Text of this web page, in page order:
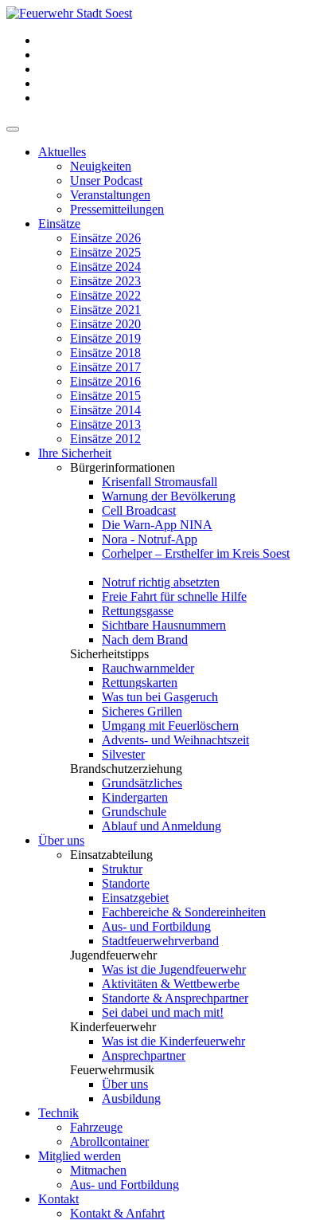
Aktuelles
Neuigkeiten
Unser Podcast
Veranstaltungen
Pressemitteilungen
Einsätze
Einsätze 2026
Einsätze 2025
Einsätze 2024
Einsätze 2023
Einsätze 2022
Einsätze 2021
Einsätze 2020
Einsätze 2019
Einsätze 2018
Einsätze 2017
Einsätze 2016
Einsätze 2015
Einsätze 2014
Einsätze 2013
Einsätze 2012
Ihre Sicherheit
Bürgerinformationen
Krisenfall Stromausfall
Warnung der Bevölkerung
Cell Broadcast
Die Warn-App NINA
Nora - Notruf-App
Corhelper – Ersthelfer im Kreis Soest
Notruf richtig absetzten
Freie Fahrt für schnelle Hilfe
Rettungsgasse
Sichtbare Hausnummern
Nach dem Brand
Sicherheitstipps
Rauchwarnmelder
Rettungskarten
Was tun bei Gasgeruch
Sicheres Grillen
Umgang mit Feuerlöschern
Advents- und Weihnachtszeit
Silvester
Brandschutzerziehung
Grundsätzliches
Kindergarten
Grundschule
Ablauf und Anmeldung
Über uns
Einsatzabteilung
Struktur
Standorte
Einsatzgebiet
Fachbereiche & Sondereinheiten
Aus- und Fortbildung
Stadtfeuerwehrverband
Jugendfeuerwehr
Was ist die Jugendfeuerwehr
Aktivitäten & Wettbewerbe
Standorte & Ansprechpartner
Sei dabei und mach mit!
Kinderfeuerwehr
Was ist die Kinderfeuerwehr
Ansprechpartner
Feuerwehrmusik
Über uns
Ausbildung
Technik
Fahrzeuge
Abrollcontainer
Mitglied werden
Mitmachen
Aus- und Fortbildung
Kontakt
Kontakt & Anfahrt